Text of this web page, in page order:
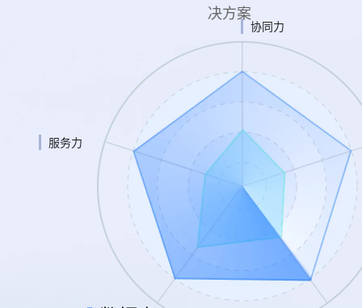
决方案
服务力
协同力